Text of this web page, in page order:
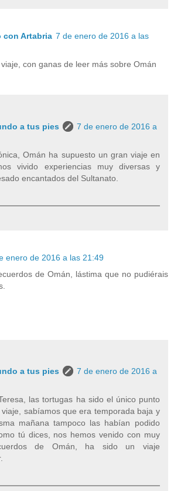
con Artabria 7 de enero de 2016 a las
con ganas de leer más sobre Omán
a tus pies
7 de enero de 2016 a
Omán ha supuesto un gran viaje en
vivido experiencias muy diversas y
encantados del Sultanato.
enero de 2016 a las 21:49
de Omán, lástima que no pudiérais
a tus pies
7 de enero de 2016 a
las tortugas ha sido el único punto
sabíamos que era temporada baja y
mañana tampoco las habían podido
tú dices, nos hemos venido con muy
de Omán, ha sido un viaje